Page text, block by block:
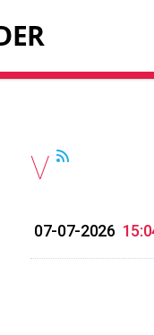
V
07-07-2026